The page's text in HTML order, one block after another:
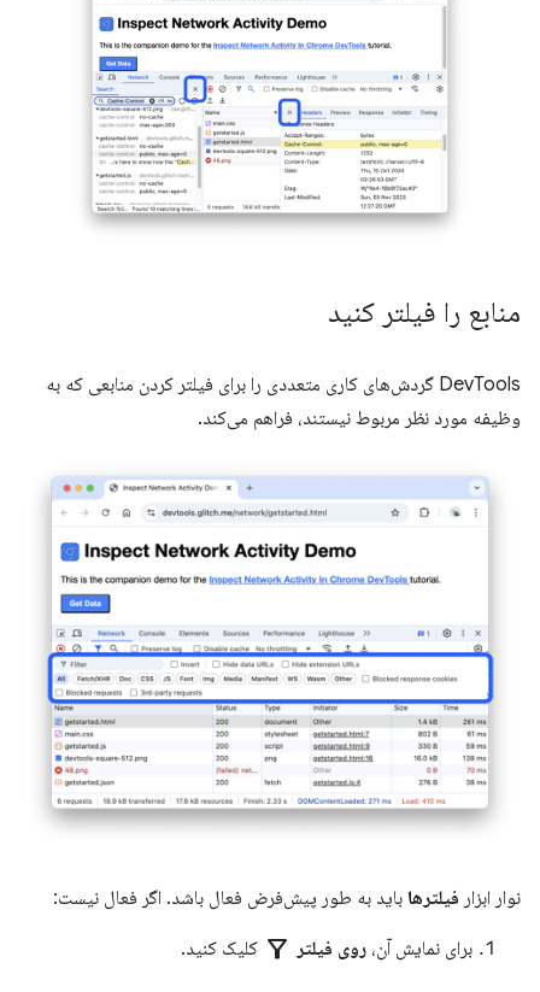
منابع را فیلتر کنید
DevTools گردش‌های کاری متعددی را برای فیلتر کردن منابعی که به
وظیفه مورد نظر مربوط نیستند، فراهم می‌کند.
نوار ابزار فیلترها باید به طور پیش‌فرض فعال باشد. اگر فعال نیست:
برای نمایش آن، روی فیلتر filter_alt کلیک کنید.